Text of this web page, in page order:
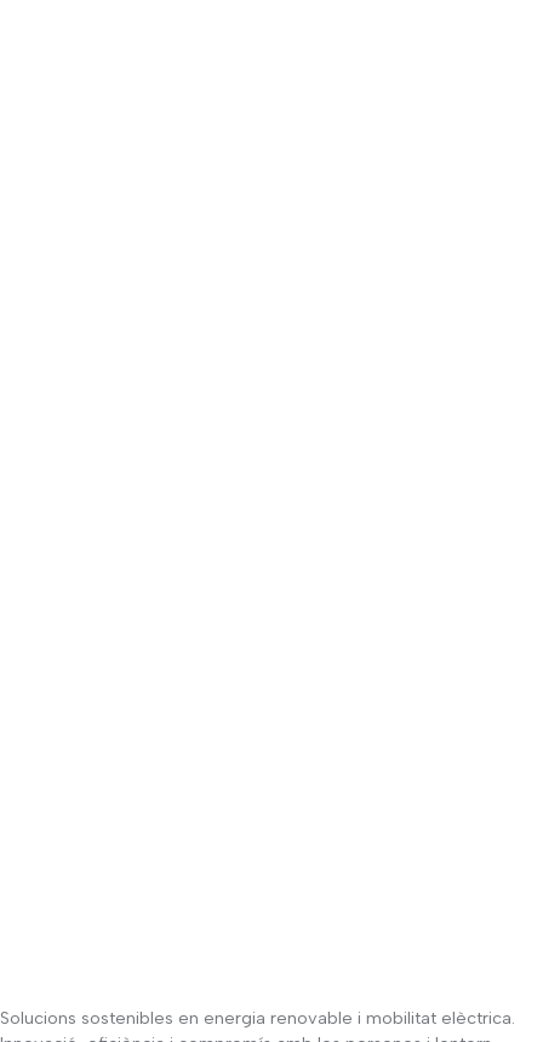
Solucions sostenibles en energia renovable i mobilitat elèctrica.